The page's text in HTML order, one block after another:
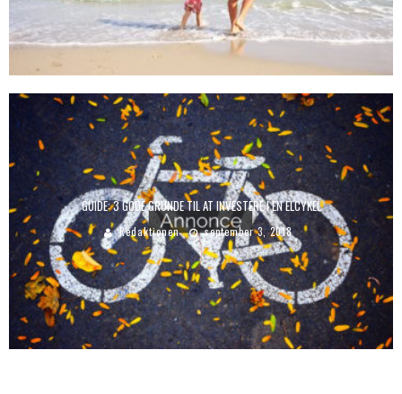
GUIDE: 3 GODE GRUNDE TIL AT INVESTERE I EN ELCYKEL
Redaktionen september 3, 2018